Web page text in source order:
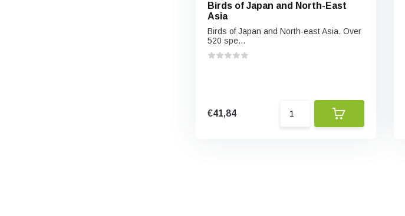
Birds of Japan and North-East
Asia
Birds of Japan and North-east Asia. Over
520 spe...
€41,84